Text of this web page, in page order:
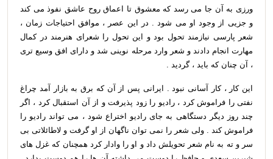
ورزی به آن جا می رسد که معشوق تا اعماق روح عاشق نفوذ می کند
و جزیی از وجود او می شود . در این عصر ، موافق احتیاجات زمان ،
شعر پارسی نیازمند تحول بود و این تحول را شعرای هنرمند در کمال
مهارت انجام دادند و شعر وارد مرحله نوینی شد و دارای افق وسیع تری
، آن چنان که باید ، گردید .
این کار ، کار آسانی نبود . ایرانی پس از آن که برق به بازار آمد چراغ
نفتی را فراموش کرد ، رادیو را زود پذیرفت و از آن استقبال کرد ، اگر
چند روز دیگر دستگاهی به جای رادیو اختراع شود ، می تواند رادیو را
فراموش کند . ولی شعر را نمی توان ناگهان از او گرفت و لاطائلاتی بی
سر و ته به نام شعر تحویلش داد و او را وادار کرد همچنان که غزل های